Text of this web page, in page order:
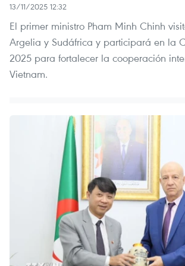
13/11/2025 12:32
El primer ministro Pham Minh Chinh
Argelia y Sudáfrica y participará en la
2025 para fortalecer la cooperación
Vietnam.